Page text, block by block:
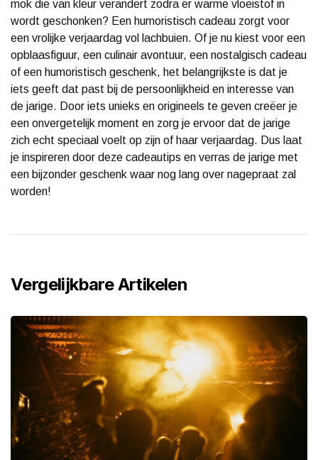
mok die van kleur verandert zodra er warme vloeistof in
wordt geschonken? Een humoristisch cadeau zorgt voor
een vrolijke verjaardag vol lachbuien. Of je nu kiest voor een
opblaasfiguur, een culinair avontuur, een nostalgisch cadeau
of een humoristisch geschenk, het belangrijkste is dat je
iets geeft dat past bij de persoonlijkheid en interesse van
de jarige. Door iets unieks en origineels te geven creëer je
een onvergetelijk moment en zorg je ervoor dat de jarige
zich echt speciaal voelt op zijn of haar verjaardag. Dus laat
je inspireren door deze cadeautips en verras de jarige met
een bijzonder geschenk waar nog lang over nagepraat zal
worden!
Vergelijkbare Artikelen